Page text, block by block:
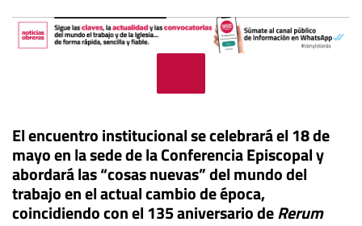
El encuentro institucional se celebrará el 18 de
mayo en la sede de la Conferencia Episcopal y
abordará las “cosas nuevas” del mundo del
trabajo en el actual cambio de época,
coincidiendo con el 135 aniversario deRerum